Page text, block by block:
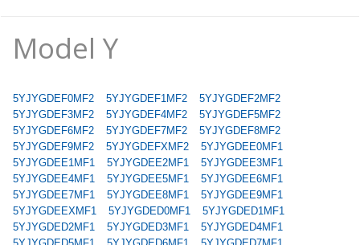
Model Y
5YJYGDEF0MF2 5YJYGDEF1MF2
5YJYGDEF2MF2
5YJYGDEF3MF2
5YJYGDEF4MF2
5YJYGDEF5MF2
5YJYGDEF6MF2
5YJYGDEF7MF2
5YJYGDEF8MF2
5YJYGDEF9MF2
5YJYGDEFXMF2
5YJYGDEE0MF1
5YJYGDEE1MF1
5YJYGDEE2MF1
5YJYGDEE3MF1
5YJYGDEE4MF1
5YJYGDEE5MF1
5YJYGDEE6MF1
5YJYGDEE7MF1
5YJYGDEE8MF1
5YJYGDEE9MF1
5YJYGDEEXMF1
5YJYGDED0MF1
5YJYGDED1MF1
5YJYGDED2MF1
5YJYGDED3MF1
5YJYGDED4MF1